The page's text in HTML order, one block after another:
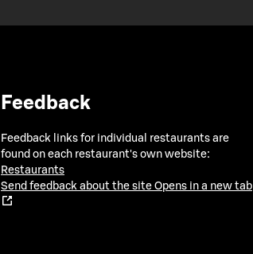
Feedback
Feedback links for individual restaurants are
found on each restaurant's own website:
Restaurants
Send feedback about the site Opens in a new tab